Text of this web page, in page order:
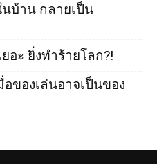
บ้าน กลายเป็น
อะ ยิ่งทำร้ายโลก?!
อของเล่นอาจเป็นของ